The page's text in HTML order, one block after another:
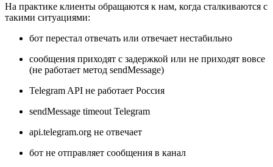
На практике клиенты обращаются к нам, когда сталкиваются с
такими ситуациями:
бот перестал отвечать или отвечает нестабильно
сообщения приходят с задержкой или не приходят вовсе
(не работает метод sendMessage)
Telegram API не работает Россия
sendMessage timeout Telegram
api.telegram.org не отвечает
бот не отправляет сообщения в канал